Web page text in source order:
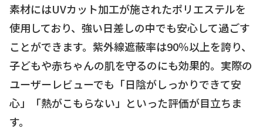
素材にはUVカット加工が施されたポリエステルを
使用しており、強い日差しの中でも安心して過ごす
ことができます。紫外線遮蔽率は90％以上を誇り、
子どもや赤ちゃんの肌を守るのにも効果的。実際の
ユーザーレビューでも「日陰がしっかりできて安
心」「熱がこもらない」といった評価が目立ちま
す。